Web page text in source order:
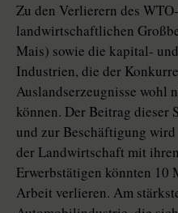
Zu den Verlierern des
landwirtschaftlichen
Mais) sowie die kapital-
Industrien, die der
Auslandserzeugnisse wohl
können. Der Beitrag dieser
und zur Beschäftigung
der Landwirtschaft mit
Erwerbstätigen könnten
Arbeit verlieren. Am